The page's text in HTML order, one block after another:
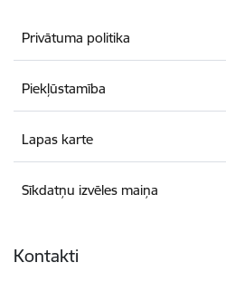
Privātuma politika
Piekļūstamība
Lapas karte
Sīkdatņu izvēles maiņa
Kontakti